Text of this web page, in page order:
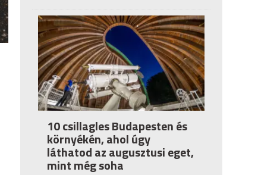
10 csillagles Budapesten és
környékén, ahol úgy
láthatod az augusztusi eget,
mint még soha